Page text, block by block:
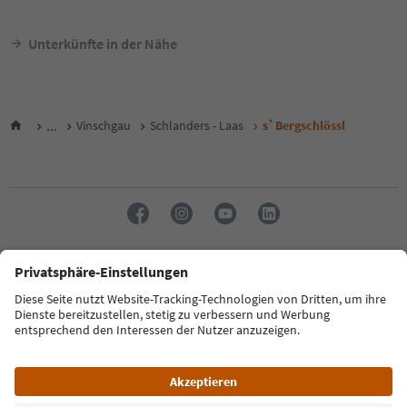
Unterkünfte in der Nähe
... Vinschgau Schlanders - Laas s`Bergschlössl
Sprache: Deutsch
FAQ Kontakt Presse MICE Datenschutzerklärung
Zugänglichkeitserklärung